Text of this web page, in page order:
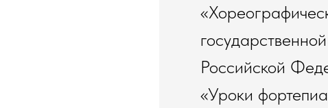
Российской
«Уроки